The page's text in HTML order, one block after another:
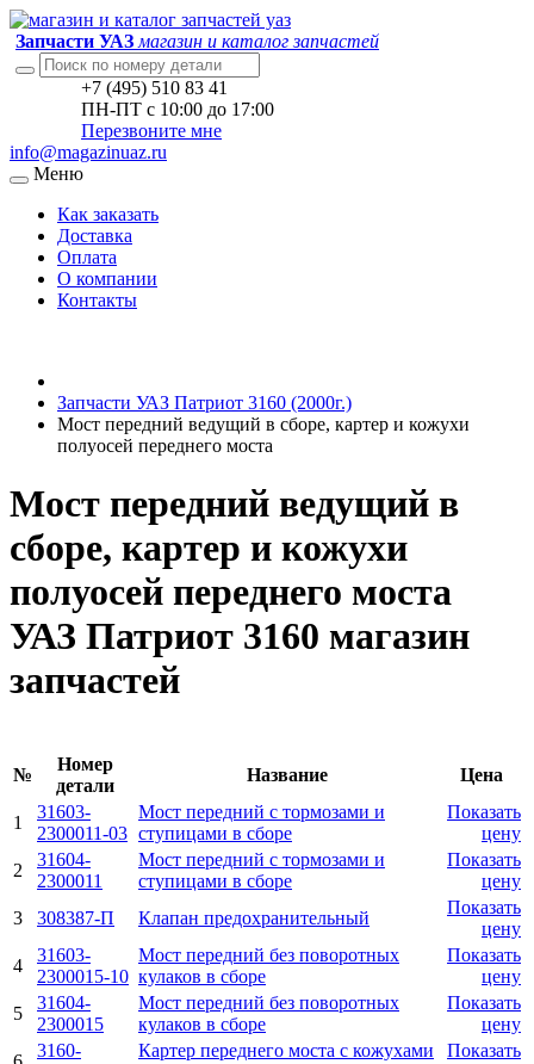
Запчасти УАЗ магазин и каталог запчастей
+7 (495) 510 83 41
ПН-ПТ с 10:00 до 17:00
Перезвоните мне
info@magazinuaz.ru
Меню
Как заказать
Доставка
Оплата
О компании
Контакты
Запчасти УАЗ Патриот 3160 (2000г.)
Мост передний ведущий в сборе, картер и кожухи
полуосей переднего моста
Мост передний ведущий в
сборе, картер и кожухи
полуосей переднего моста
УАЗ Патриот 3160 магазин
запчастей
№
Номер
детали
Название Цена
1
31603-
2300011-03
Мост передний с тормозами и
ступицами в сборе
Показать
цену
2
31604-
2300011
Мост передний с тормозами и
ступицами в сборе
Показать
цену
3
308387-П Клапан предохранительный
Показать
цену
4
31603-
2300015-10
Мост передний без поворотных
кулаков в сборе
Показать
цену
5
31604-
2300015
Мост передний без поворотных
кулаков в сборе
Показать
цену
3160-
Картер переднего моста с кожухами
Показать